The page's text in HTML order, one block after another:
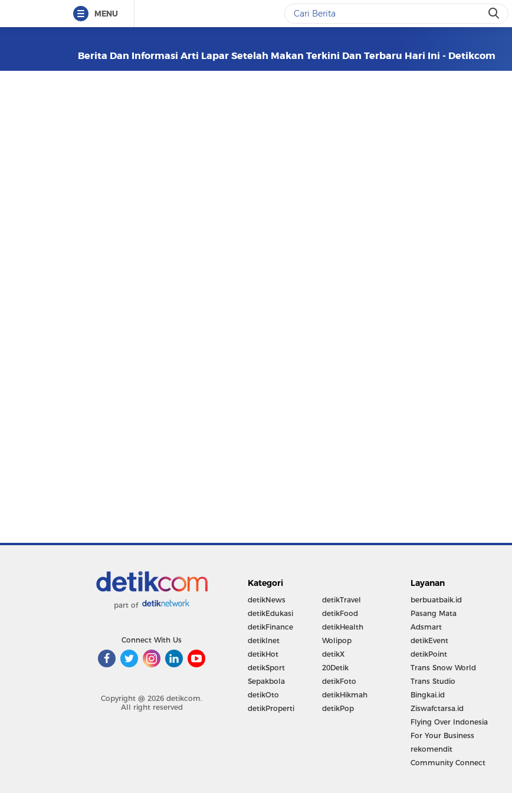
MENU
Berita Dan Informasi Arti Lapar Setelah Makan Terkini Dan Terbaru Hari Ini - Detikcom
part of
Connect With Us
Copyright @ 2026 detikcom.
All right reserved
Kategori
detikNews
detikEdukasi
detikFinance
detikInet
detikHot
detikSport
Sepakbola
detikOto
detikProperti
detikTravel
detikFood
detikHealth
Wolipop
detikX
20Detik
detikFoto
detikHikmah
detikPop
Layanan
berbuatbaik.id
Pasang Mata
Adsmart
detikEvent
detikPoint
Trans Snow World
Trans Studio
Bingkai.id
Ziswafctarsa.id
Flying Over Indonesia
For Your Business
rekomendit
Community Connect